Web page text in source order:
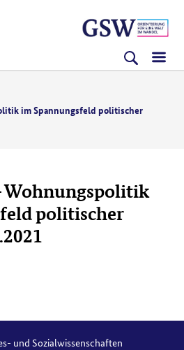
im Spannungsfeld politischer
Wohnungspolitik
politischer
und Sozialwissenschaften